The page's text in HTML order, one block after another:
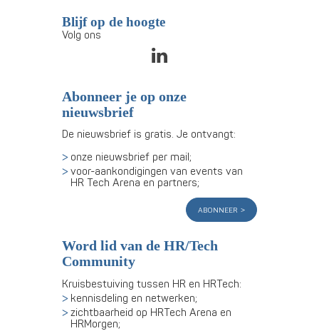
Blijf op de hoogte
Volg ons
Abonneer je op onze
nieuwsbrief
De nieuwsbrief is gratis. Je ontvangt:
onze nieuwsbrief per mail;
voor-aankondigingen van events van
HR Tech Arena en partners;
abonneer
Word lid van de HR/Tech
Community
Kruisbestuiving tussen HR en HRTech:
kennisdeling en netwerken;
zichtbaarheid op HRTech Arena en
HRMorgen;